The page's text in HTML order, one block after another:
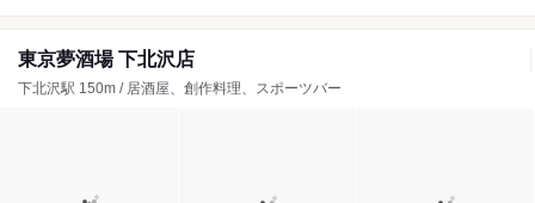
東京夢酒場 下北沢店
下北沢駅 150m / 居酒屋、創作料理、スポーツバー